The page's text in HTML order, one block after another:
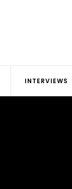
INTERVIEWS